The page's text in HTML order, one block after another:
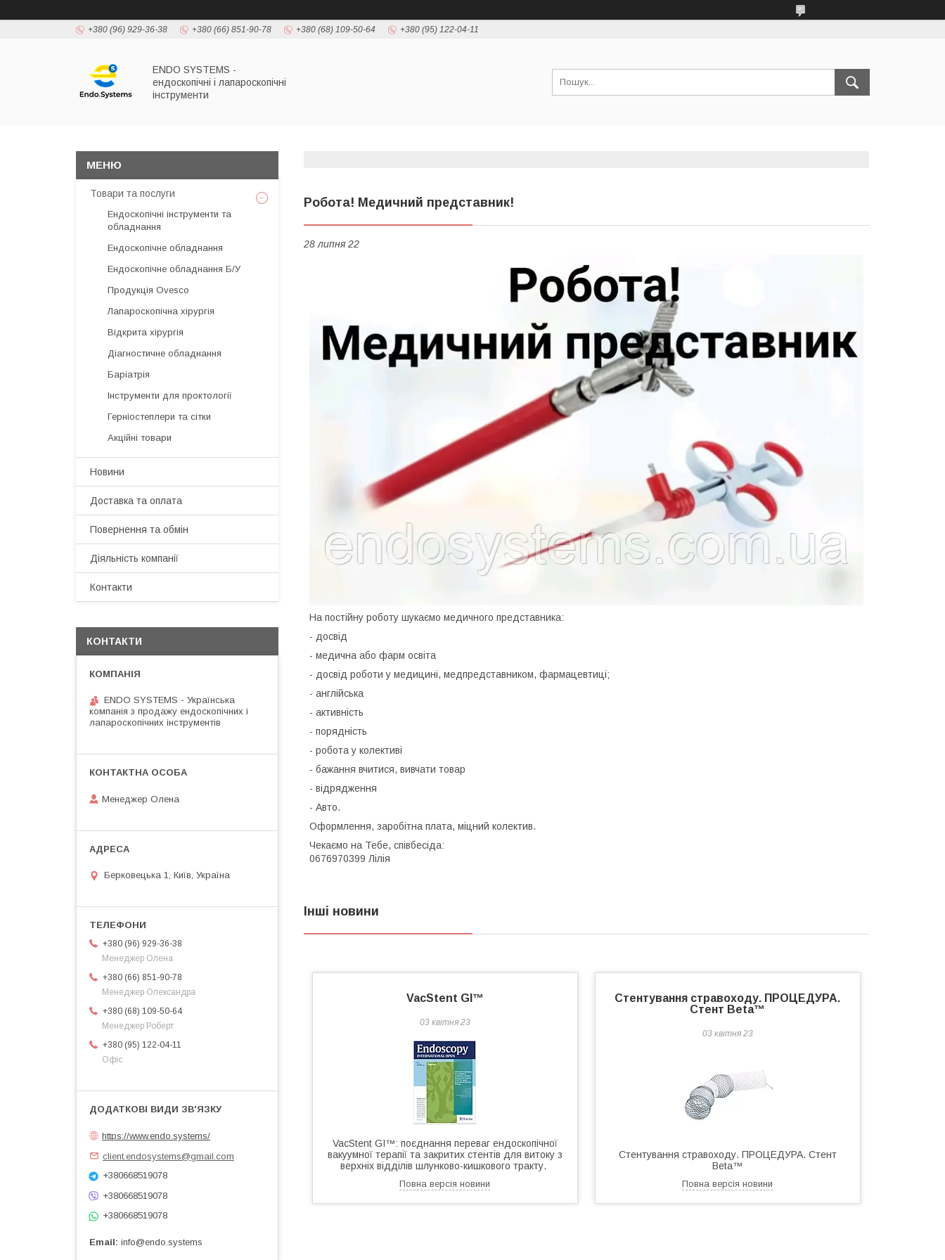
+380 (96) 929-36-38 +380 (66) 851-90-78 +380 (68) 109-50-64 +380 (95) 122-04-11
ENDO SYSTEMS -
ендоскопічні і лапароскопічні
інструменти
Робота! Медичний представник!
28 липня 22
На постійну роботу шукаємо медичного представника:
- досвід
- медична або фарм освіта
- досвід роботи у медицині, медпредставником, фармацевтиці;
- англійська
- активність
- порядність
- робота у колективі
- бажання вчитися, вивчати товар
- відрядження
- Авто.
Оформлення, заробітна плата, міцний колектив.
Чекаємо на Тебе, співбесіда:
0676970399 Лілія
Інші новини
VacStent GI™
03 квітня 23
VacStent GI™: поєднання переваг ендоскопічної
вакуумної терапії та закритих стентів для витоку з
верхніх відділів шлунково-кишкового тракту.
Повна версія новини
Стентування стравоходу. ПРОЦЕДУРА.
Стент Beta™
03 квітня 23
Стентування стравоходу. ПРОЦЕДУРА. Стент
Beta™
Повна версія новини
Товари та послуги
Ендоскопічні інструменти та
обладнання
Ендоскопічне обладнання
Ендоскопічне обладнання Б/У
Продукція Ovesco
Лапароскопічна хірургія
Відкрита хірургія
Діагностичне обладнання
Баріатрія
Інструменти для проктології
Герніостеплери та сітки
Акційні товари
Новини
Доставка та оплата
Повернення та обмін
Діяльність компанії
Контакти
КОНТАКТИ
ENDO SYSTEMS - Українська
компанія з продажу ендоскопічних і
лапароскопічних інструментів
Менеджер Олена
Берковецька 1, Київ, Україна
+380 (96) 929-36-38
Менеджер Олена
+380 (66) 851-90-78
Менеджер Олександра
+380 (68) 109-50-64
Менеджер Роберт
+380 (95) 122-04-11
Офіс
https://www.endo.systems/
client.endosystems@gmail.com
+380668519078
+380668519078
+380668519078
Email info@endo.systems